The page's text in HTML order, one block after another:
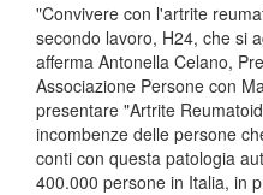
"Convivere con l'artrite
secondo lavoro, H24, che si
afferma Antonella Celano,
Associazione Persone con
presentare "Artrite
incombenze delle persone
conti con questa patologia
400.000 persone in Italia, in